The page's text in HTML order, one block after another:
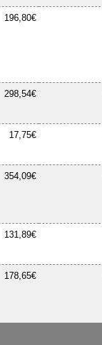
196,80€
298,54€
17,75€
354,09€
131,89€
178,65€